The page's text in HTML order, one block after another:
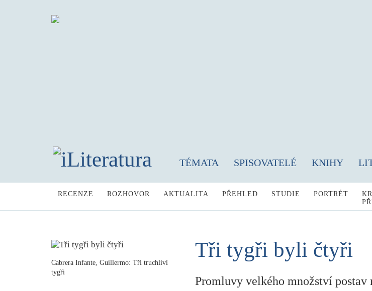
TÉMATA SPISOVATELÉ KNIHY
RECENZE ROZHOVOR AKTUALITA PŘEHLED STUDIE PORTRÉT
Cabrera Infante, Guillermo: Tři truchliví
tygři
Tři tygři byli čtyři
Promluvy velkého množství postav